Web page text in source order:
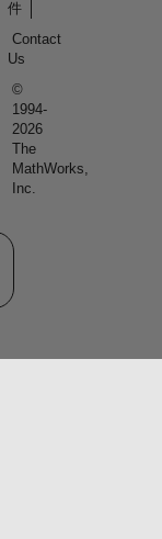
件
Contact
Us
©
1994-
2026
The
MathWorks,
Inc.
サイトの選択